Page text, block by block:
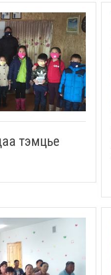
тэмцье